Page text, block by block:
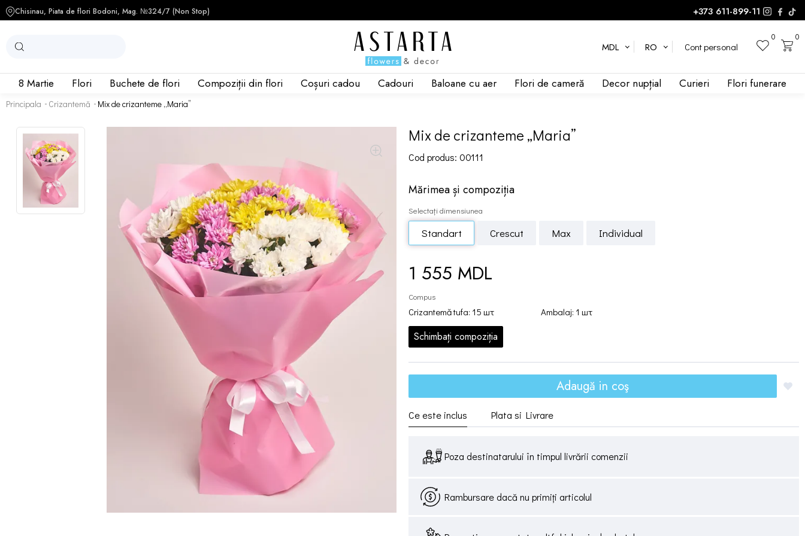
Chisinau, Piata de flori Bodoni, Mag. №324/7 (Non Stop) +373 611-899-11
MDL RO Cont personal
0 0
8 Martie Flori Buchete de flori Compoziții din flori Coșuri cadou Cadouri Baloane cu aer Flori de cameră Decor nupțial Curieri Flori funerare
Principala Crizantemă Mix de crizanteme „Maria”
Mix de crizanteme „Maria”
Cod produs: 00111
Mărimea și compoziția
Selectați dimensiunea
Standart Crescut Max Individual
1 555 MDL
Compus
Crizantemă tufa: 15 шт Ambalaj: 1 шт
Schimbați compoziția
Adaugă in coş
Ce este inclus Plata si Livrare
Poza destinatarului în timpul livrării comenzii
Rambursare dacă nu primiți articolul